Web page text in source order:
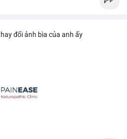
đổi ảnh bìa của anh ấy